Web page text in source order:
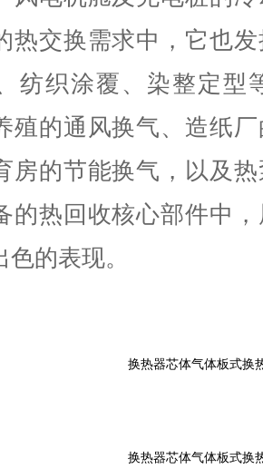
热交换需求中，它也
纺织涂覆、染整定型
殖的通风换气、造纸
房的节能换气，以及
的热回收核心部件中
的表现。